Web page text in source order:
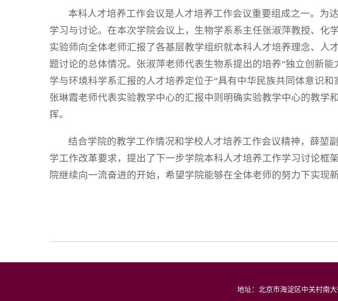
本科人才培养工作会议是人才培养工作会议重要组成之一。为
学习与讨论。在本次学院会议上，生物学系系主任张淑萍教授、
实验师向全体老师汇报了各基层教学组织就本科人才培养理念、人
题讨论的总体情况。张淑萍老师代表生物系提出的培养“独立创新
学与环境科学系汇报的人才培养定位于“具有中华民族共同体意识
张琳霞老师代表实验教学中心的汇报中则明确实验教学中心的教
挥。
结合学院的教学工作情况和学校人才培养工作会议精神，薛堃
学工作改革要求，提出了下一步学院本科人才培养工作学习讨论框
院继续向一流奋进的开始，希望学院能够在全体老师的努力下实现
地址：北京市海淀区中关村南大